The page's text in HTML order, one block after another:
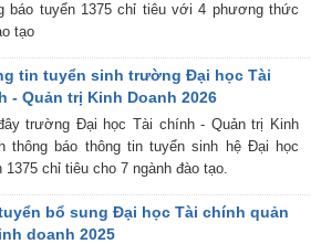
báo tuyển 1375 chỉ tiêu với 4 phương thức
tạo
tin tuyển sinh trường Đại học Tài
- Quản trị Kinh Doanh 2026
trường Đại học Tài chính - Quản trị Kinh
thông báo thông tin tuyển sinh hệ Đại học
chỉ tiêu cho 7 ngành đào tạo.
bổ sung Đại học Tài chính quản
doanh 2025